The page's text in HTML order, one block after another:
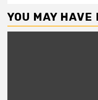
YOU MAY HAVE